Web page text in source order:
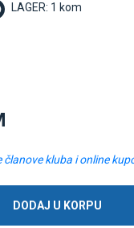
LAGER: 1 kom
kluba i online
DODAJ U KORPU